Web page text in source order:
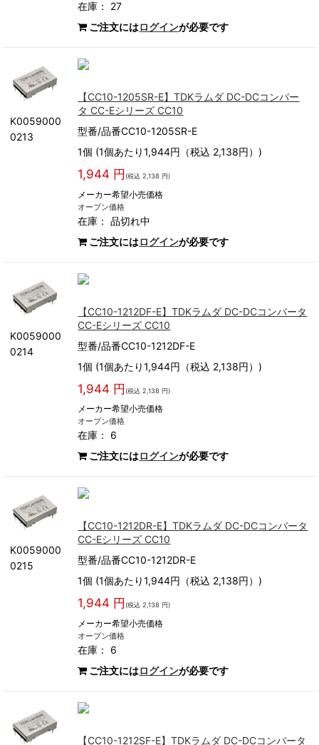
在庫： 27
ご注文にはログインが必要です
K0059000
0213
【CC10-1205SR-E】TDKラムダ DC-DCコンバー
タ CC-Eシリーズ CC10
型番/品番CC10-1205SR-E
1個 (1個あたり1,944円（税込 2,138円）)
1,944 円 (税込 2,138 円)
メーカー希望小売価格
オープン価格
在庫：品切れ中
ご注文にはログインが必要です
K0059000
0214
【CC10-1212DF-E】TDKラムダ DC-DCコンバータ
CC-Eシリーズ CC10
型番/品番CC10-1212DF-E
1個 (1個あたり1,944円（税込 2,138円）)
1,944 円 (税込 2,138 円)
メーカー希望小売価格
オープン価格
在庫： 6
ご注文にはログインが必要です
K0059000
0215
【CC10-1212DR-E】TDKラムダ DC-DCコンバータ
CC-Eシリーズ CC10
型番/品番CC10-1212DR-E
1個 (1個あたり1,944円（税込 2,138円）)
1,944 円 (税込 2,138 円)
メーカー希望小売価格
オープン価格
在庫： 6
ご注文にはログインが必要です
【CC10-1212SF-E】TDKラムダ DC-DCコンバータ